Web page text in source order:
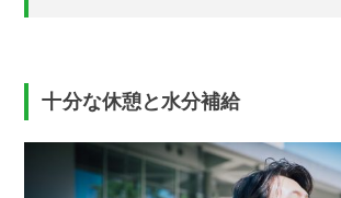
十分な休憩と水分補給